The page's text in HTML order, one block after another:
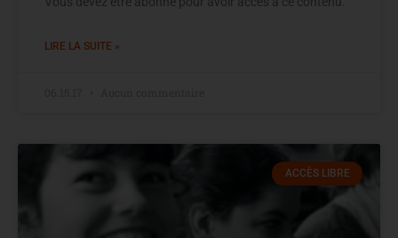
LIRE LA SUITE »
ACCÈS LIBRE